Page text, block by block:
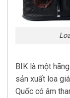
BIK là một
sản xuất loa
Quốc có âm